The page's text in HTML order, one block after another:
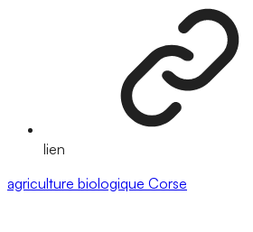
lien
agriculture biologique Corse